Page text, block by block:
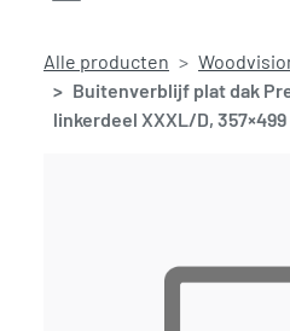
Alle producten
Buitenverblijf plat dak
linkerdeel XXXL/D,